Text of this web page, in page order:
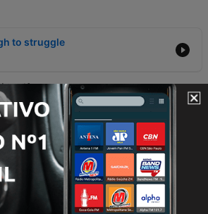
to struggle
self
and ROI
my creativity without knowing it